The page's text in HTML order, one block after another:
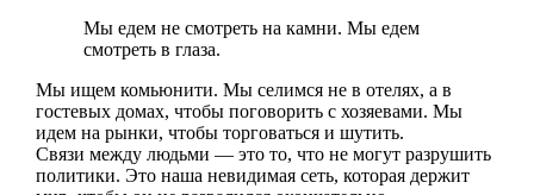
Мы едем не смотреть на камни. Мы едем
смотреть в глаза.
Мы ищем комьюнити. Мы селимся не в отелях, а в
гостевых домах, чтобы поговорить с хозяевами. Мы
идем на рынки, чтобы торговаться и шутить.
Связи между людьми — это то, что не могут разрушить
политики. Это наша невидимая сеть, которая держит